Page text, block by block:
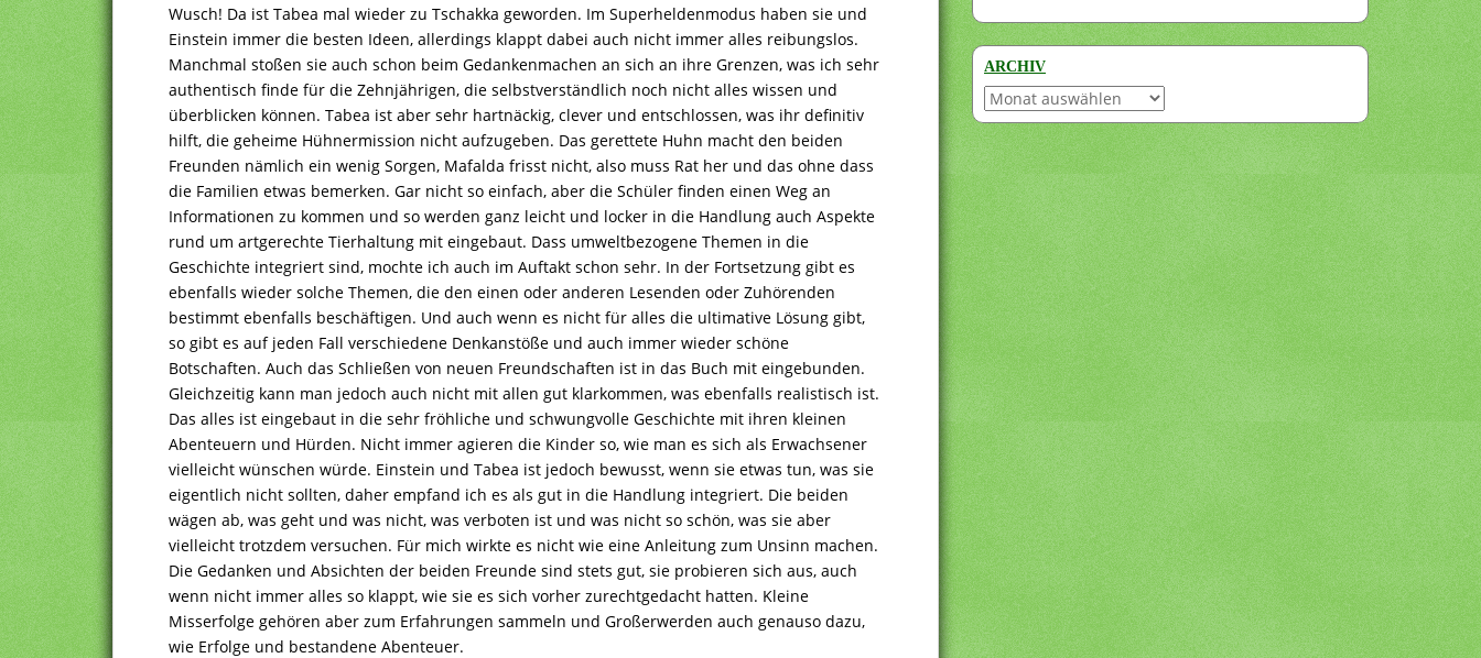
Wusch! Da ist Tabea mal wieder zu Tschakka geworden. Im Superheldenmodus haben sie und
Einstein immer die besten Ideen, allerdings klappt dabei auch nicht immer alles reibungslos.
Manchmal stoßen sie auch schon beim Gedankenmachen an sich an ihre Grenzen, was ich sehr
authentisch finde für die Zehnjährigen, die selbstverständlich noch nicht alles wissen und
überblicken können. Tabea ist aber sehr hartnäckig, clever und entschlossen, was ihr definitiv
hilft, die geheime Hühnermission nicht aufzugeben. Das gerettete Huhn macht den beiden
Freunden nämlich ein wenig Sorgen, Mafalda frisst nicht, also muss Rat her und das ohne dass
die Familien etwas bemerken. Gar nicht so einfach, aber die Schüler finden einen Weg an
Informationen zu kommen und so werden ganz leicht und locker in die Handlung auch Aspekte
rund um artgerechte Tierhaltung mit eingebaut. Dass umweltbezogene Themen in die
Geschichte integriert sind, mochte ich auch im Auftakt schon sehr. In der Fortsetzung gibt es
ebenfalls wieder solche Themen, die den einen oder anderen Lesenden oder Zuhörenden
bestimmt ebenfalls beschäftigen. Und auch wenn es nicht für alles die ultimative Lösung gibt,
so gibt es auf jeden Fall verschiedene Denkanstöße und auch immer wieder schöne
Botschaften. Auch das Schließen von neuen Freundschaften ist in das Buch mit eingebunden.
Gleichzeitig kann man jedoch auch nicht mit allen gut klarkommen, was ebenfalls realistisch ist.
Das alles ist eingebaut in die sehr fröhliche und schwungvolle Geschichte mit ihren kleinen
Abenteuern und Hürden. Nicht immer agieren die Kinder so, wie man es sich als Erwachsener
vielleicht wünschen würde. Einstein und Tabea ist jedoch bewusst, wenn sie etwas tun, was sie
eigentlich nicht sollten, daher empfand ich es als gut in die Handlung integriert. Die beiden
wägen ab, was geht und was nicht, was verboten ist und was nicht so schön, was sie aber
vielleicht trotzdem versuchen. Für mich wirkte es nicht wie eine Anleitung zum Unsinn machen.
Die Gedanken und Absichten der beiden Freunde sind stets gut, sie probieren sich aus, auch
wenn nicht immer alles so klappt, wie sie es sich vorher zurechtgedacht hatten. Kleine
Misserfolge gehören aber zum Erfahrungen sammeln und Großerwerden auch genauso dazu,
wie Erfolge und bestandene Abenteuer.
ARCHIV
Archiv